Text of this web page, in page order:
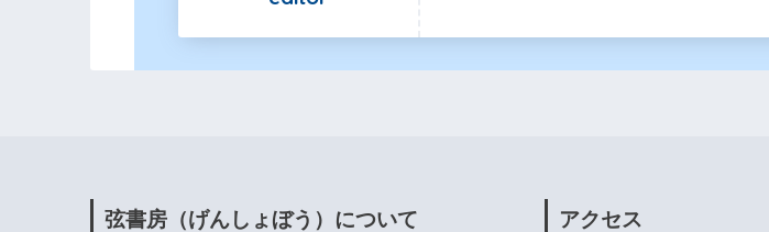
弦書房（げんしょぼう）について アクセス